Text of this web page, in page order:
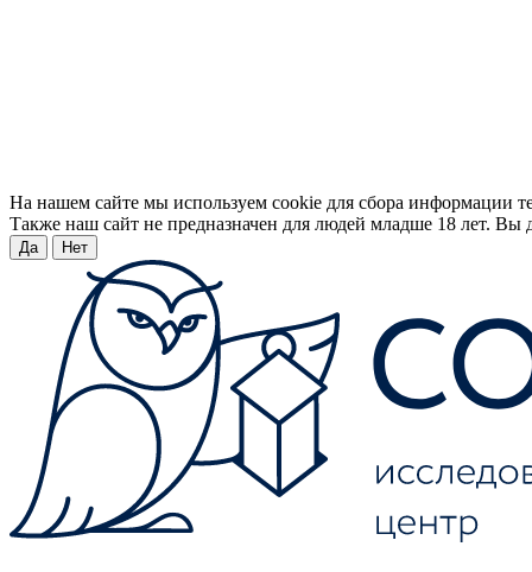
На нашем сайте мы используем cookie для сбора информации
Также наш сайт не предназначен для людей младше 18 лет. Вы
Да Нет